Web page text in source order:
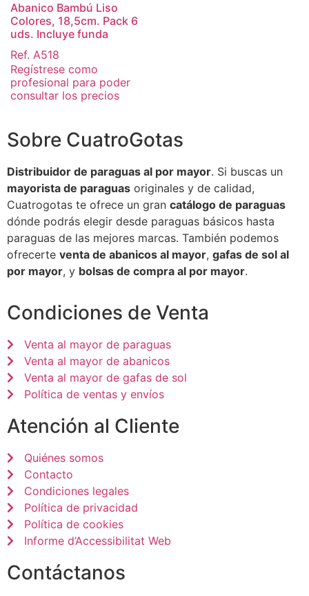
Abanico Bambú Liso
Colores, 18,5cm. Pack 6
uds. Incluye funda
Ref. A518
Regístrese como
profesional para poder
consultar los precios
Sobre CuatroGotas
Distribuidor de paraguas al por mayor. Si buscas un
mayorista de paraguas originales y de calidad,
Cuatrogotas te ofrece un gran catálogo de paraguas
dónde podrás elegir desde paraguas básicos hasta
paraguas de las mejores marcas. También podemos
ofrecerte venta de abanicos al mayor, gafas de sol al
por mayor, y bolsas de compra al por mayor.
Condiciones de Venta
Venta al mayor de paraguas
Venta al mayor de abanicos
Venta al mayor de gafas de sol
Política de ventas y envíos
Atención al Cliente
Quiénes somos
Contacto
Condiciones legales
Política de privacidad
Política de cookies
Informe d’Accessibilitat Web
Contáctanos